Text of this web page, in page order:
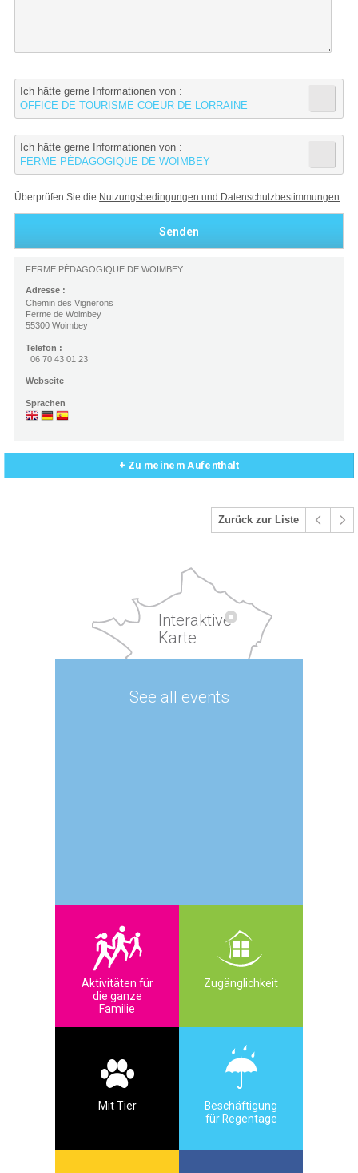
Ich hätte gerne Informationen von :
OFFICE DE TOURISME COEUR DE LORRAINE
Ich hätte gerne Informationen von :
FERME PÉDAGOGIQUE DE WOIMBEY
Überprüfen Sie die Nutzungsbedingungen und Datenschutzbestimmungen
FERME PÉDAGOGIQUE DE WOIMBEY
Adresse :
Chemin des Vignerons
Ferme de Woimbey
55300 Woimbey
Telefon :
06 70 43 01 23
Webseite
Sprachen
+ Zu meinem Aufenthalt
Zurück zur Liste
Interaktive
Karte
See all events
Aktivitäten für
die ganze
Familie
Zugänglichkeit
Mit Tier
Beschäftigung
für Regentage